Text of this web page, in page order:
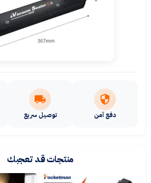
دفع آمن توصيل سريع
منتجات قد تعجبك